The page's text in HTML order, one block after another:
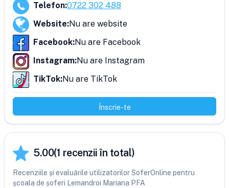
Telefon:0722 302 488
Website:Nu are website
Facebook:Nu are Facebook
Instagram:Nu are Instagram
TikTok:Nu are TikTok
Înscrie-te
5.00(1 recenzii în total)
Recenziile și evaluările utilizatorilor SoferOnline pentru
școala de șoferi Lemandroi Mariana PFA